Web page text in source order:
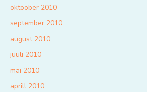
oktoober 2010
september 2010
august 2010
juuli 2010
mai 2010
aprill 2010